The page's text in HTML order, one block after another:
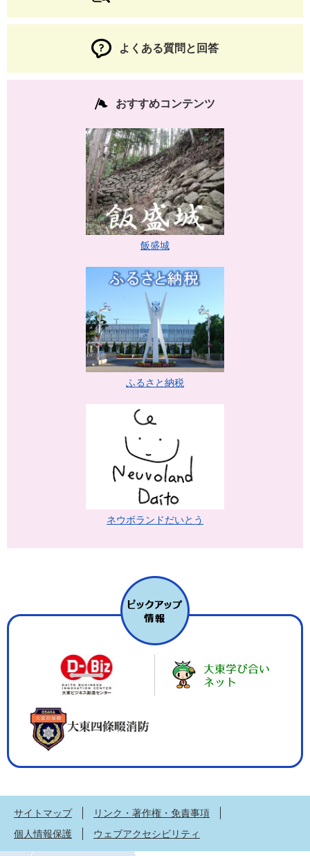
よくある質問と回答
おすすめコンテンツ
飯盛城
ふるさと納税
ネウボランドだいとう
サイトマップ
リンク・著作権・免責事項
個人情報保護
ウェブアクセシビリティ